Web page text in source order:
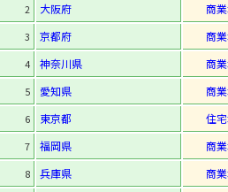
2 大阪府 商
3 京都府 商
4 神奈川県 商
5 愛知県 商
6 東京都 住
7 福岡県 商
8 兵庫県 商